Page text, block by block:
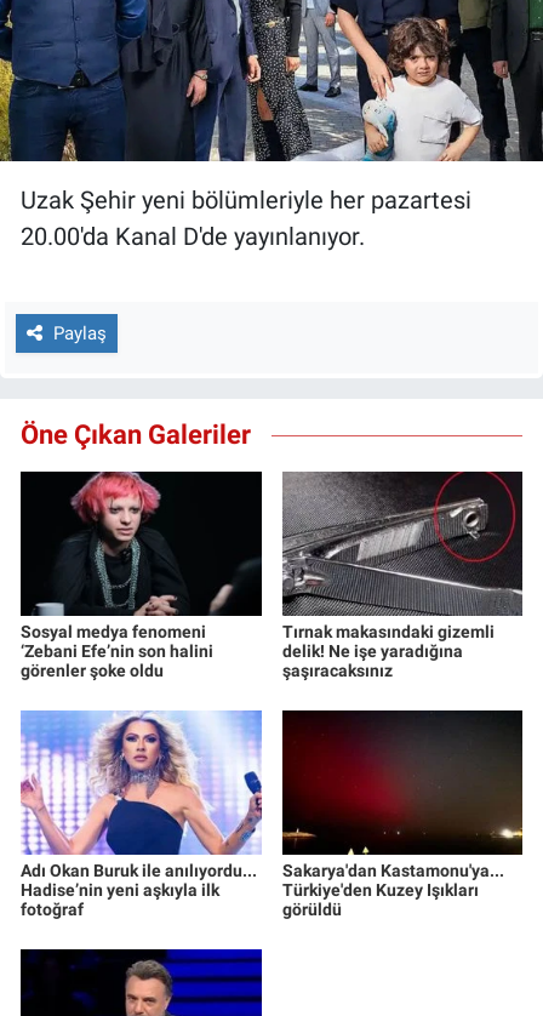
Uzak Şehir yeni bölümleriyle her pazartesi
20.00'da Kanal D'de yayınlanıyor.
Paylaş
Öne Çıkan Galeriler
Sosyal medya fenomeni
‘Zebani Efe’nin son halini
görenler şoke oldu
Tırnak makasındaki gizemli
delik! Ne işe yaradığına
şaşıracaksınız
Adı Okan Buruk ile anılıyordu...
Hadise’nin yeni aşkıyla ilk
fotoğraf
Sakarya'dan Kastamonu'ya...
Türkiye'den Kuzey Işıkları
görüldü
Canlı Yayın